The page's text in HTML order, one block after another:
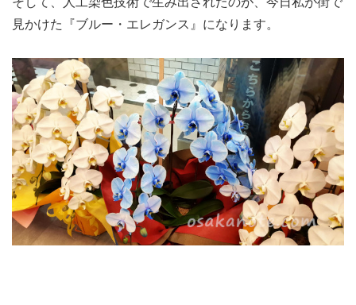
見かけた『ブルー・エレガンス』になります。